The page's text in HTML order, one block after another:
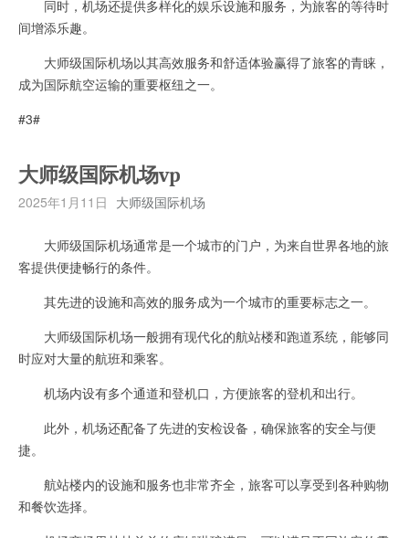
同时，机场还提供多样化的娱乐设施和服务，为旅客的等待时
间增添乐趣。
大师级国际机场以其高效服务和舒适体验赢得了旅客的青睐，
成为国际航空运输的重要枢纽之一。
#3#
大师级国际机场vp
2025年1月11日 大师级国际机场
大师级国际机场通常是一个城市的门户，为来自世界各地的旅
客提供便捷畅行的条件。
其先进的设施和高效的服务成为一个城市的重要标志之一。
大师级国际机场一般拥有现代化的航站楼和跑道系统，能够同
时应对大量的航班和乘客。
机场内设有多个通道和登机口，方便旅客的登机和出行。
此外，机场还配备了先进的安检设备，确保旅客的安全与便
捷。
航站楼内的设施和服务也非常齐全，旅客可以享受到各种购物
和餐饮选择。